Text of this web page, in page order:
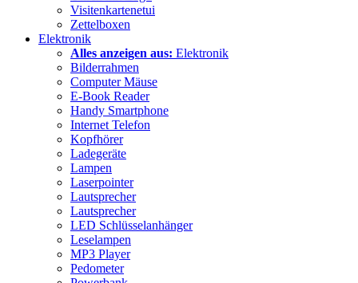
Visitenkartenetui
Zettelboxen
Elektronik
Alles anzeigen aus: Elektronik
Bilderrahmen
Computer Mäuse
E-Book Reader
Handy Smartphone
Internet Telefon
Kopfhörer
Ladegeräte
Lampen
Laserpointer
Lautsprecher
Lautsprecher
LED Schlüsselanhänger
Leselampen
MP3 Player
Pedometer